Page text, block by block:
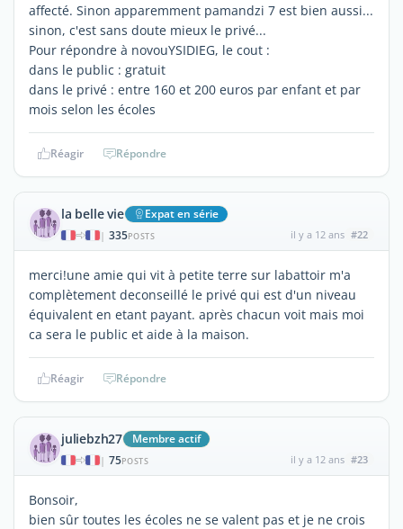
affecté. Sinon apparemment pamandzi 7 est bien aussi...
sinon, c'est sans doute mieux le privé...
Pour répondre à novouYSIDIEG, le cout :
dans le public : gratuit
dans le privé : entre 160 et 200 euros par enfant et par
mois selon les écoles
Réagir Répondre
la belle vie Expat en série
| 335POSTS il y a 12 ans #22
merci!une amie qui vit à petite terre sur labattoir m'a
complètement deconseillé le privé qui est d'un niveau
équivalent en etant payant. après chacun voit mais moi
ca sera le public et aide à la maison.
Réagir Répondre
juliebzh27 Membre actif
| 75POSTS il y a 12 ans #23
Bonsoir,
bien sûr toutes les écoles ne se valent pas et je ne crois